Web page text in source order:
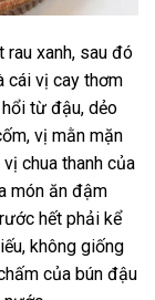
rau xanh, sau đó
cái vị cay thơm
từ đậu, dẻo
vị mằn mặn
chua thanh của
món ăn đậm
hết phải kể
không giống
của bún đậu